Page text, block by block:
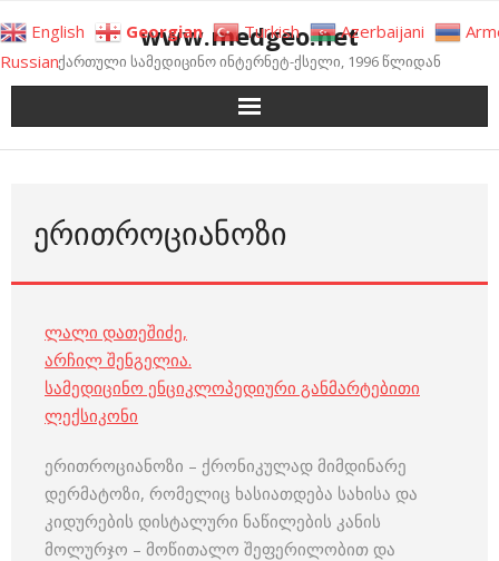
to
content
www.medgeo.net
ქართული სამედიცინო ინტერნეტ-ქსელი, 1996 წლიდან
ᲔᲠᲘᲗᲠᲝᲪᲘᲐᲜᲝᲖᲘ
ლალი დათეშიძე,
არჩილ შენგელია.
სამედიცინო ენციკლოპედიური განმარტებითი
ლექსიკონი
ერითროციანოზი – ქრონიკულად მიმდინარე
დერმატოზი, რომელიც ხასიათდება სახისა და
კიდურების დისტალური ნაწილების კანის
მოლურჯო – მოწითალო შეფერილობით და
English Georgian Turkish Azerbaijani
Russian